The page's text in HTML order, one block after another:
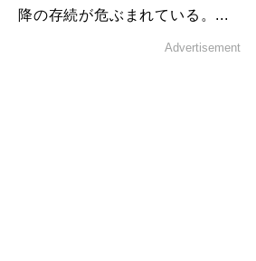
降の存続が危ぶまれている。...
Advertisement